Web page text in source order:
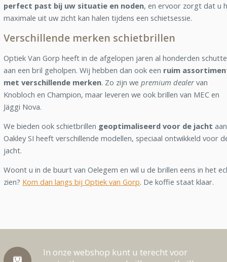
perfect past bij uw situatie en noden, en ervoor zorgt dat u
maximale uit uw zicht kan halen tijdens een schietsessie.
Verschillende merken schietbrillen
Optiek Van Gorp heeft in de afgelopen jaren al honderden
aan een bril geholpen. Wij hebben dan ook een ruim
met verschillende merken. Zo zijn we premium dealer van
Knobloch en Champion, maar leveren we ook brillen van MEC en
Jäggi Nova.
We bieden ook schietbrillen geoptimaliseerd voor de jacht
Oakley SI heeft verschillende modellen, speciaal ontwikkeld voor
jacht.
Woont u in de buurt van Oelegem en wil u de brillen eens in het
zien? Kom dan langs bij Optiek van Gorp. De koffie staat klaar.
In onze webshop kunt u terecht voor